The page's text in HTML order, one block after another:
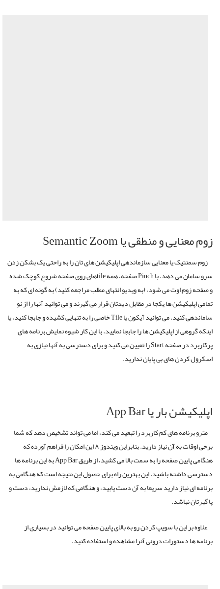
زوم معنایی و منطقی یا Semantic Zoom
زوم سمنتیک یا معنایی سازماندهی اپلیکیشن های تان را به راحتی یک بشکن زدن
سرو سامان می دهد. با Pinch صفحه، همه tileهای روی صفحه شروع کوچک شده
و صفحه زوم اوت می شود، (به ویدیو انتهای مطلب مراجعه کنید) به گونه ای که به
تمامی اپلیکیشن ها یکجا در مقابل دیدتان قرار می گیرند و می توانید آنها را از نو
ساماندهی کنید. می توانید آیکون یا Tile خاصی را به تنهایی کشیده و جابجا کنید، یا
اینکه گروهی از اپلیکیشن ها را جابجا نمایید. با این کار شیوه نمایش برنامه های
پرکاربرد در صفحه Start را تعیین می کنید و برای دسترسی به آنها نیازی به
اسکرول کردن های بی پایان ندارید.
اپلیکیشن بار یا App Bar
مترو برنامه های کم کاربرد را تبعید می کند، اما می تواند تشخیص دهد که شما
برخی اوقات به آن نیاز دارید. بنابراین ویندوز ۸ این امکان را فراهم آورده که
هنگامی پایین صفحه را به سمت بالا می کشید، از طریق App Bar به این برنامه ها
دسترسی داشته باشید. این بهترین راه برای حصول این نتیجه است که هنگامی به
برنامه ای نیاز دارید سریعا به آن دست یابید، و هنگامی که لازمش ندارید، دست و
پا گیرتان نباشد.
علاوه بر این با سویپ کردن رو به بالای پایین صفحه می توانید در بسیاری از
برنامه ها دستورات درونی آنرا مشاهده و استفاده کنید.